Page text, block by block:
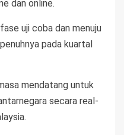
dan online.
uji coba dan menuju
pada kuartal
mendatang untuk
secara real-